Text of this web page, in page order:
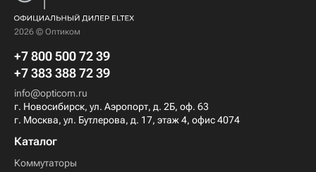
2026 © Оптиком
+7 800 500 72 39
+7 383 388 72 39
info@opticom.ru
г. Новосибирск, ул. Аэропорт, д. 2Б, оф. 63
г. Москва, ул. Бутлерова, д. 17, этаж 4, офис 4074
Каталог
Коммутаторы